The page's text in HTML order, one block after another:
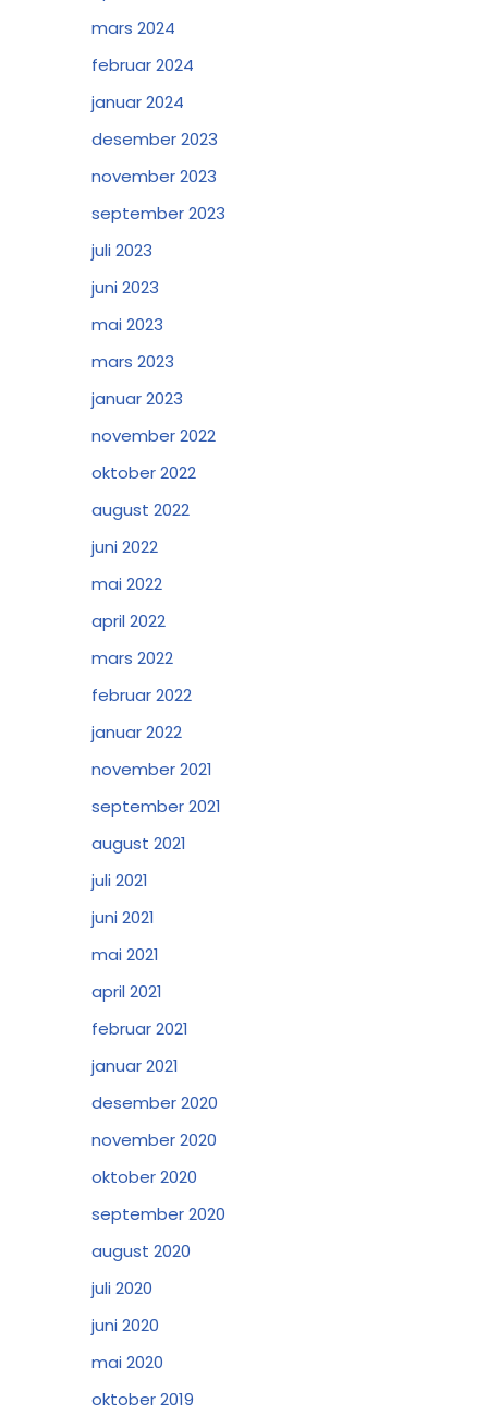
mars 2024
februar 2024
januar 2024
desember 2023
november 2023
september 2023
juli 2023
juni 2023
mai 2023
mars 2023
januar 2023
november 2022
oktober 2022
august 2022
juni 2022
mai 2022
april 2022
mars 2022
februar 2022
januar 2022
november 2021
september 2021
august 2021
juli 2021
juni 2021
mai 2021
april 2021
februar 2021
januar 2021
desember 2020
november 2020
oktober 2020
september 2020
august 2020
juli 2020
juni 2020
mai 2020
oktober 2019